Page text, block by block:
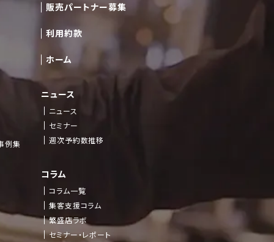
例集
販売パートナー募集
利用約款
ホーム
ニュース
ニュース
セミナー
週次予約数推移
コラム
コラム一覧
集客支援コラム
繁盛店ラボ
セミナー・レポート